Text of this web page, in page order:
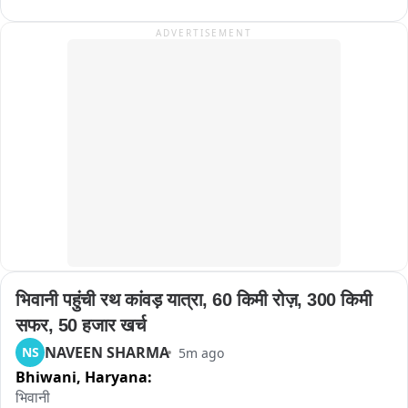
ADVERTISEMENT
भिवानी पहुंची रथ कांवड़ यात्रा, 60 किमी रोज़, 300 किमी
सफर, 50 हजार खर्च
NS NAVEEN SHARMA 5m ago
Bhiwani, Haryana:
भिवानी